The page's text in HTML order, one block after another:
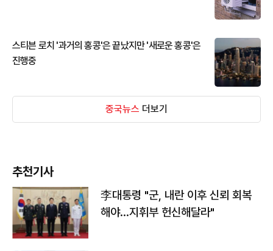
스티븐 로치 '과거의 홍콩'은 끝났지만 '새로운 홍콩'은
진행중
중국뉴스 더보기
추천기사
李대통령 "군, 내란 이후 신뢰 회복
해야…지휘부 헌신해달라"